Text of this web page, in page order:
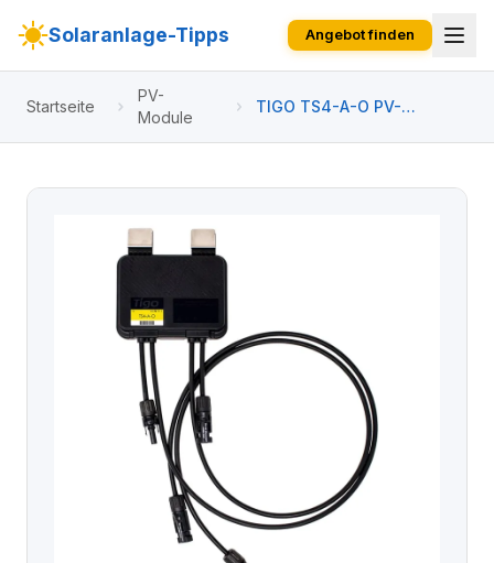
Solaranlage-Tipps Angebot finden
Startseite
PV-
Module
TIGO TS4-A-O PV-